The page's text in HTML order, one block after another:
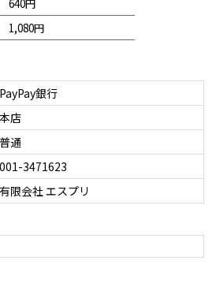
640円
1,080円
PayPay銀行
本店
普通
001-3471623
有限会社 エスプリ